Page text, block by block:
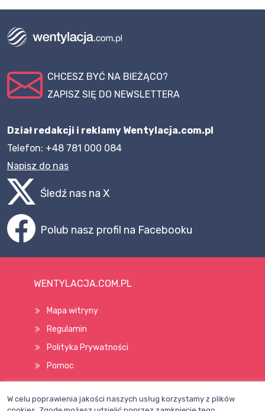
CHCESZ BYĆ NA BIEŻĄCO?
ZAPISZ SIĘ DO NEWSLETTERA
Dział redakcji i reklamy Wentylacja.com.pl
Telefon: +48 781 000 084
Napisz do nas
Śledź nas na X
Polub nasz profil na Facebooku
WENTYLACJA.COM.PL
Mapa witryny
Regulamin
Polityka Prywatności
Pomoc
Wszelkie prawa zastrzeżone © 1998–2026
W celu poprawienia jakości naszych usług korzystamy z plików